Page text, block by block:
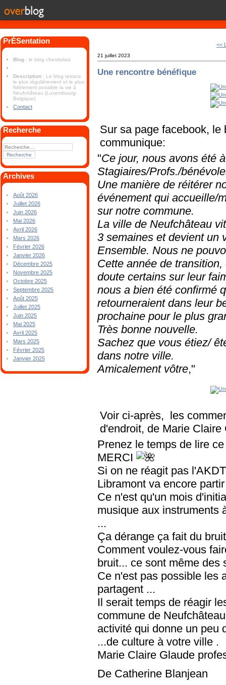
PrÉSentation
Blog : le blog chestrolais
Description : Le blog retrace
le plus régulièrement et le plus
fidèlement possible la vie à
Neufchâteau (Luxembourg-
Belgique).
Contact
Recherche
Archives
Août 2026
Juillet 2026
Juin 2026
Mai 2026
Avril 2026
Mars 2026
Février 2026
Janvier 2026
Décembre 2025
Novembre 2025
Octobre 2025
Septembre 2025
Août 2025
Juillet 2025
Juin 2025
Mai 2025
Avril 2025
Mars 2025
Février 2025
Janvier 2025
<<
21 juillet 2023
Une rencontre bénéfique
Sur sa page facebook,
communique:
"Ce jour, nous avons été
Stagiaires/Profs./
Une manière de réitérer
événement qui accueille/
sur notre commune.
La ville de Neufchâteau
3 semaines et devient un
Ensemble. Nous ne
Cette année de
doute certains sur leur
nous a bien été confirmé
retourneraient dans leur
prochaine pour le plus
Très bonne nouvelle.
Sachez que vous étiez/
dans notre ville.
Amicalement vôtre,"
Voir ci-après, les
d'endroit, de Marie
Prenez le temps de lire
MERCI
Si on ne réagit pas
Libramont va encore
Ce n'est qu'un mois
musique aux instruments
...
Ça dérange ça fait du
Comment voulez-vous
bruit... ce sont même des
Ce n'est pas possible les
partagent ...
Il serait temps de réagir
commune de
activité qui donne un peu
...de culture à votre ville .
Marie Claire Glaude
De Catherine Blanjean